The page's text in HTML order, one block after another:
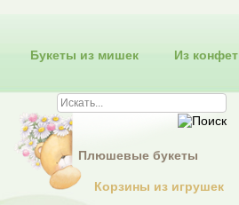
Букеты из мишек Из конфет
Плюшевые букеты
Корзины из игрушек